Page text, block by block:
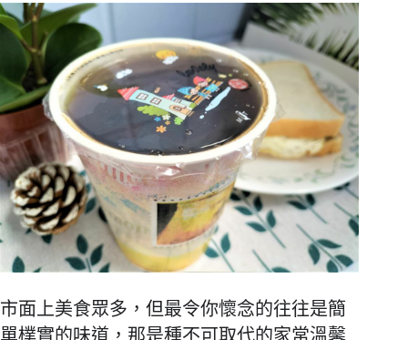
市面上美食眾多，但最令你懷念的往往是簡
單樸實的味道，那是種不可取代的家常溫馨